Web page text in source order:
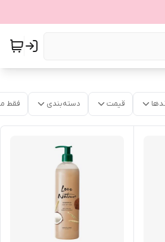
قیمت دسته‌بندی فقط